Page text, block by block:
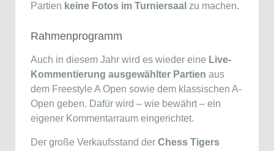
Partien keine Fotos im Turniersaal zu machen.
Rahmenprogramm
Auch in diesem Jahr wird es wieder eine Live-
Kommentierung ausgewählter Partien aus
dem Freestyle A Open sowie dem klassischen A-
Open geben. Dafür wird – wie bewährt – ein
eigener Kommentarraum eingerichtet.
Der große Verkaufsstand der Chess Tigers